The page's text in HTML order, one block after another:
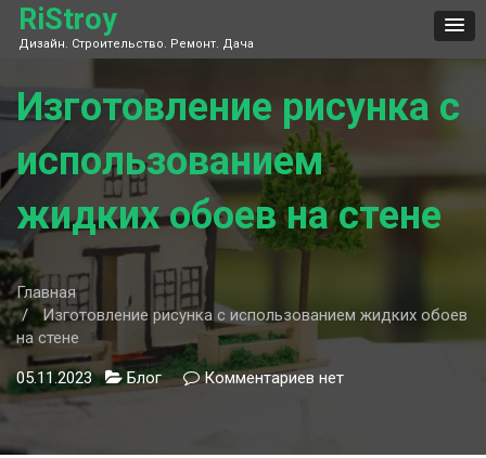
Skip
content
RiStroy
Дизайн. Строительство. Ремонт. Дача
Изготовление рисунка с
использованием
жидких обоев на стене
Главная
Изготовление рисунка с использованием жидких обоев
на стене
05.11.2023 Блог Комментариев кнет